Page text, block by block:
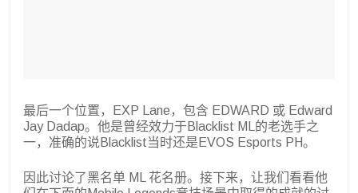
最后一个位置，EXP Lane，包含 EDWARD 或 Edward
Jay Dadap。他是曾经效力于Blacklist ML的老选手之
一，准确的说Blacklist当时还是EVOS Esports PH。
因此讨论了黑名单 ML 花名册。接下来，让我们看看他